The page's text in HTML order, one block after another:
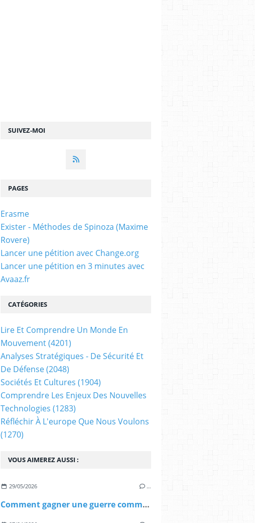
SUIVEZ-MOI
VOUS AIMEREZ AUSSI :
29/05/2026 …
Comment gagner une guerre commerciale ? par Louis de Catheu (Le Grand Continent)
PAGES
Erasme
Exister - Méthodes de Spinoza (Maxime
Rovere)
Lancer une pétition avec Change.org
Lancer une pétition en 3 minutes avec
Avaaz.fr
CATÉGORIES
Lire Et Comprendre Un Monde En
Mouvement(4201)
Analyses Stratégiques - De Sécurité Et
De Défense(2048)
Sociétés Et Cultures (1904)
Comprendre Les Enjeux Des Nouvelles
Technologies (1283)
Réfléchir À L'europe Que Nous Voulons
(1270)